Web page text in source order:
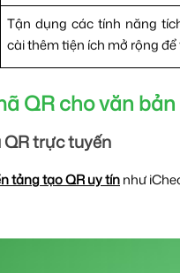
Tận dụng các tính năng
cài thêm tiện ích mở rộng để
QR cho văn
QR trực tuyến
tảng tạo QR uy tín như